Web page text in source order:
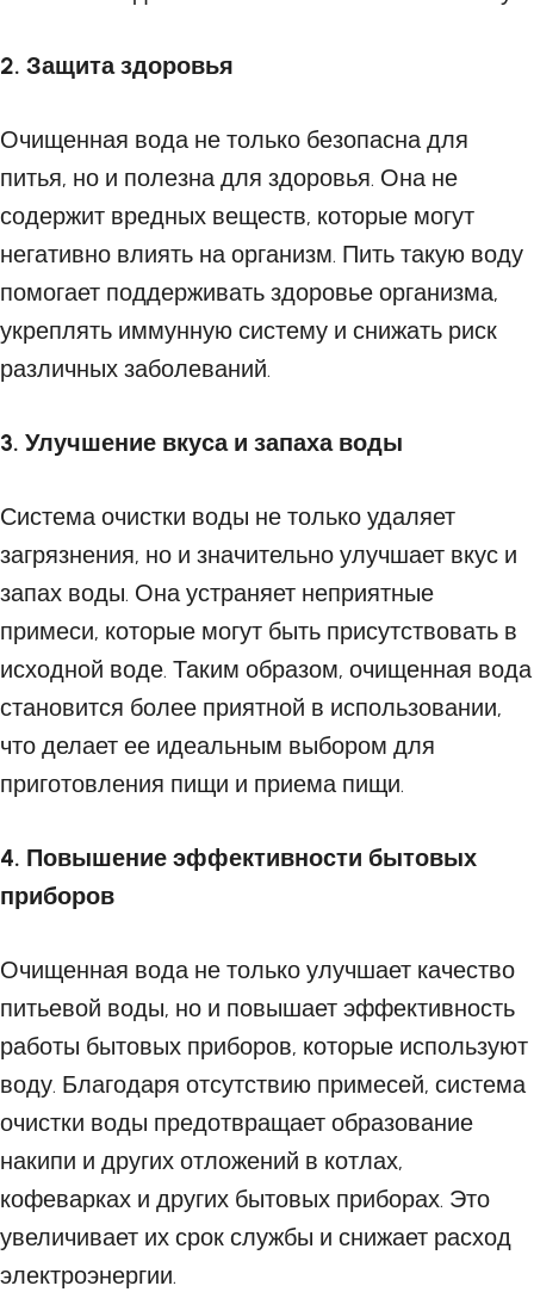
2. Защита здоровья
Очищенная вода не только безопасна для
питья, но и полезна для здоровья. Она не
содержит вредных веществ, которые могут
негативно влиять на организм. Пить такую воду
помогает поддерживать здоровье организма,
укреплять иммунную систему и снижать риск
различных заболеваний.
3. Улучшение вкуса и запаха воды
Система очистки воды не только удаляет
загрязнения, но и значительно улучшает вкус и
запах воды. Она устраняет неприятные
примеси, которые могут быть присутствовать в
исходной воде. Таким образом, очищенная вода
становится более приятной в использовании,
что делает ее идеальным выбором для
приготовления пищи и приема пищи.
4. Повышение эффективности бытовых
приборов
Очищенная вода не только улучшает качество
питьевой воды, но и повышает эффективность
работы бытовых приборов, которые используют
воду. Благодаря отсутствию примесей, система
очистки воды предотвращает образование
накипи и других отложений в котлах,
кофеварках и других бытовых приборах. Это
увеличивает их срок службы и снижает расход
электроэнергии.